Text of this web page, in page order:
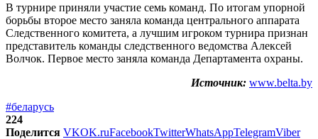
В турнире приняли участие семь команд. По итогам упорной
борьбы второе место заняла команда центрального аппарата
Следственного комитета, а лучшим игроком турнира признан
представитель команды следственного ведомства Алексей
Волчок. Первое место заняла команда Департамента охраны.
Источник: www.belta.by
#беларусь
224
Поделится VKOK.ruFacebookTwitterWhatsAppTelegramViber